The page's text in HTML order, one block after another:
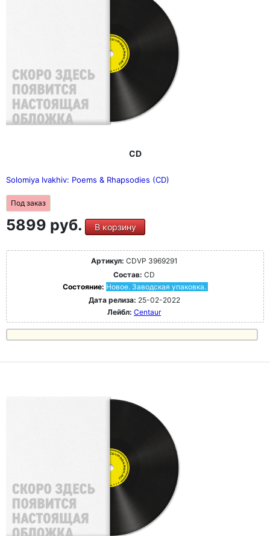
CD
Solomiya Ivakhiv: Poems & Rhapsodies (CD)
Под заказ
5899 руб. В корзину
Артикул: CDVP 3969291
Состав: CD
Состояние: Новое. Заводская упаковка.
Дата релиза: 25-02-2022
Лейбл: Centaur